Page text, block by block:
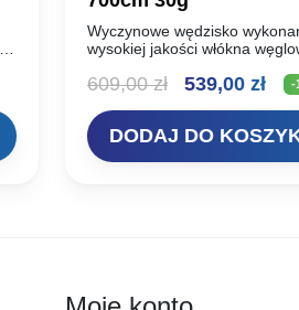
Wyczynowe wędzisko
wysokiej jakości włókna
wyważona. Wszystkie te
łowienia bez…
609,00zł
Pierwotna
cena
wynosiła:
539,00 zł -
DODAJ DO